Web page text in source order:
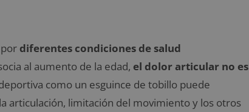
diferentes condiciones de salud
al aumento de la edad, el dolor articular no es
como un esguince de tobillo puede
articulación, limitación del movimiento y los otros